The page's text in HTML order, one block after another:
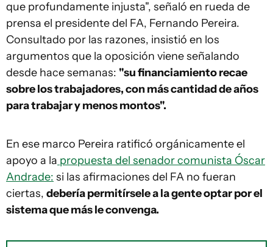
que profundamente injusta", señaló en rueda de
prensa el presidente del FA, Fernando Pereira.
Consultado por las razones, insistió en los
argumentos que la oposición viene señalando
desde hace semanas: "su financiamiento recae
sobre los trabajadores, con más cantidad de años
para trabajar y menos montos".
En ese marco Pereira ratificó orgánicamente el
apoyo a la propuesta del senador comunista Óscar
Andrade: si las afirmaciones del FA no fueran
ciertas, debería permitírsele a la gente optar por el
sistema que más le convenga.